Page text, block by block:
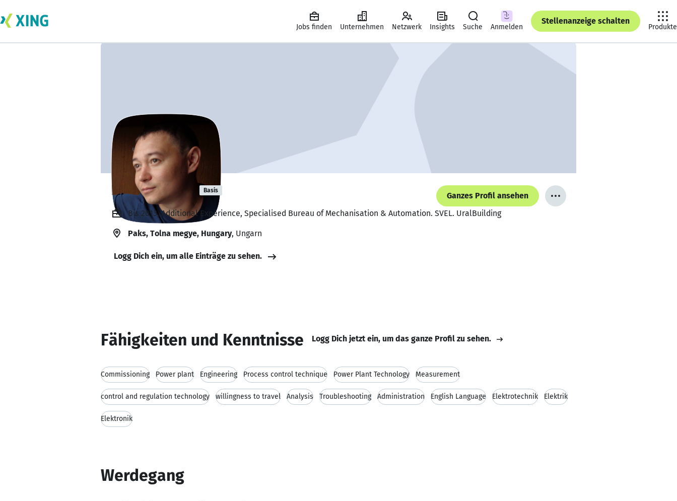
Jobs finden Unternehmen Netzwerk Insights Suche Anmelden
Stellenanzeige schalten
Produkte
Ilias Mutykov Basis
Ganzes Profil ansehen
Bis 2013, Additional Experience, Specialised Bureau of Mechanisation & Automation. SVEL. UralBuilding
Paks, Tolna megye, Hungary, Ungarn
Logg Dich ein, um alle Einträge zu sehen.
Fähigkeiten und Kenntnisse Logg Dich jetzt ein, um das ganze Profil zu sehen.
Commissioning Power plant Engineering Process control technique Power Plant Technology Measurement
control and regulation technology willingness to travel Analysis Troubleshooting Administration English Language Elektrotechnik Elektrik
Elektronik
Werdegang